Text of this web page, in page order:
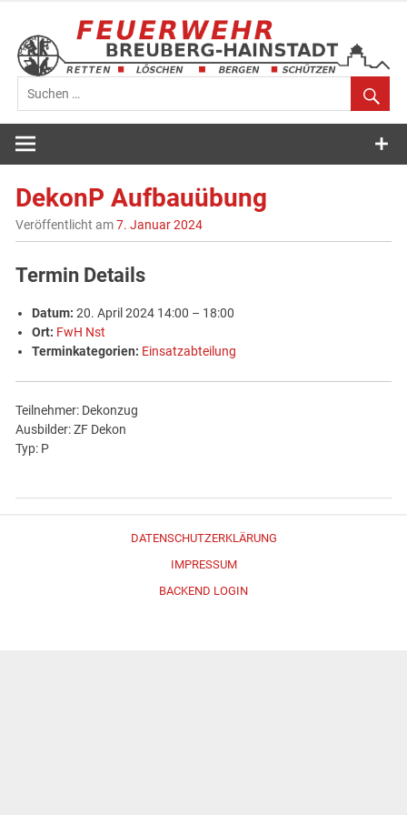
springen
Feuerwehr
Breuberg-
Hainstadt
DekonP Aufbauübung
Veröffentlicht am7. Januar 2024
Termin Details
Datum: 20. April 2024 14:00 – 18:00
Ort: FwH Nst
Terminkategorien: Einsatzabteilung
Teilnehmer: Dekonzug
Ausbilder: ZF Dekon
Typ: P
DATENSCHUTZERKLÄRUNG
IMPRESSUM
BACKEND LOGIN